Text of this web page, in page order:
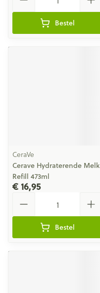
Bestel
CeraVe
Cerave Hydraterende Melk
Refill 473ml
€ 16,95
Bestel